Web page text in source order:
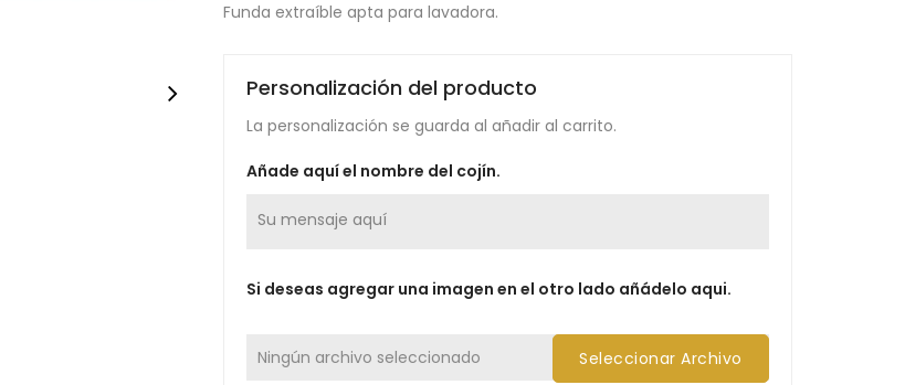
Funda extraíble apta para lavadora.
Personalización del producto
La personalización se guarda al añadir al carrito.
Añade aquí el nombre del cojín.
Si deseas agregar una imagen en el otro lado añádelo aqui.
Ningún archivo seleccionado Seleccionar Archivo